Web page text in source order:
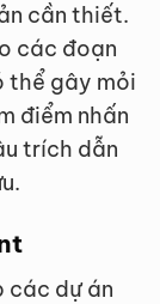
cần thiết.
các đoạn
thể gây mỏi
điểm nhấn
trích dẫn
các dự án